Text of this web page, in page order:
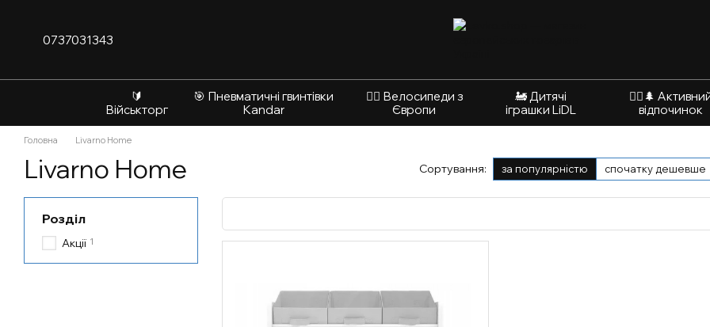
0737031343
🔰
Військторг
🎯 Пневматичні гвинтівки
Kandar
🚴‍♂️ Велосипеди з
Європи
🚂 Дитячі
іграшки LiDL
🚵‍♂️🌲
відпочинок
Головна Livarno Home
Livarno Home Сортування: за популярністю спочатку дешевше
Розділ
Акції 1